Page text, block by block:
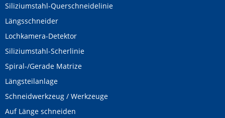
Siliziumstahl-Querschneidelinie
Längsschneider
Lochkamera-Detektor
Siliziumstahl-Scherlinie
Spiral-/Gerade Matrize
Längsteilanlage
Schneidwerkzeug / Werkzeuge
Auf Länge schneiden